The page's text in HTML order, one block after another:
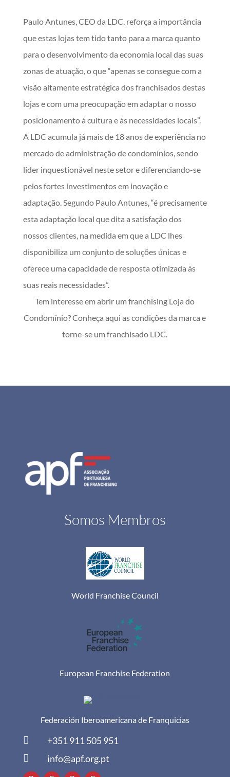
Paulo Antunes, CEO da LDC, reforça a importância
que estas lojas tem tido tanto para a marca quanto
para o desenvolvimento da economia local das suas
zonas de atuação, o que “apenas se consegue com a
visão altamente estratégica dos franchisados destas
lojas e com uma preocupação em adaptar o nosso
posicionamento à cultura e às necessidades locais”.
A LDC acumula já mais de 18 anos de experiência no
mercado de administração de condomínios, sendo
líder inquestionável neste setor e diferenciando-se
pelos fortes investimentos em inovação e
adaptação. Segundo Paulo Antunes, “é precisamente
esta adaptação local que dita a satisfação dos
nossos clientes, na medida em que a LDC lhes
disponibiliza um conjunto de soluções únicas e
oferece uma capacidade de resposta otimizada às
suas reais necessidades”.
Tem interesse em abrir um franchising Loja do
Condomínio? Conheça aqui as condições da marca e
torne-se um franchisado LDC.
Somos Membros
World Franchise Council
European Franchise Federation
Federación Iberoamericana de Franquicias
 +351 911 505 951
 info@apf.org.pt